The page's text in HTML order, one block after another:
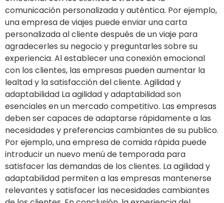
comunicación personalizada y auténtica. Por ejemplo,
una empresa de viajes puede enviar una carta
personalizada al cliente después de un viaje para
agradecerles su negocio y preguntarles sobre su
experiencia. Al establecer una conexión emocional
con los clientes, las empresas pueden aumentar la
lealtad y la satisfacción del cliente. Agilidad y
adaptabilidad La agilidad y adaptabilidad son
esenciales en un mercado competitivo. Las empresas
deben ser capaces de adaptarse rápidamente a las
necesidades y preferencias cambiantes de su publico.
Por ejemplo, una empresa de comida rápida puede
introducir un nuevo menú de temporada para
satisfacer las demandas de los clientes. La agilidad y
adaptabilidad permiten a las empresas mantenerse
relevantes y satisfacer las necesidades cambiantes